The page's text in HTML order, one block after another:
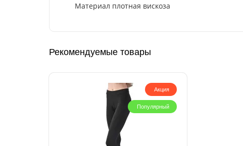
Материал плотная вискоза
Рекомендуемые товары
Акция
Популярный